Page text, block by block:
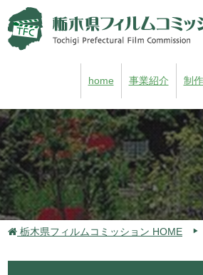
home 事業紹介 制
栃木県フィルムコミッション HOME